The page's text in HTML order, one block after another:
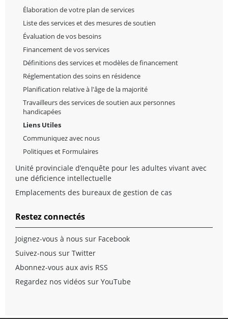
Élaboration de votre plan de services
Liste des services et des mesures de soutien
Évaluation de vos besoins
Financement de vos services
Définitions des services et modèles de financement
Réglementation des soins en résidence
Planification relative à l'âge de la majorité
Travailleurs des services de soutien aux personnes
handicapées
Liens Utiles
Communiquez avec nous
Politiques et Formulaires
Unité provinciale d’enquête pour les adultes vivant avec
une déficience intellectuelle
Emplacements des bureaux de gestion de cas
Restez connectés
Joignez-vous à nous sur Facebook
Suivez-nous sur Twitter
Abonnez-vous aux avis RSS
Regardez nos vidéos sur YouTube